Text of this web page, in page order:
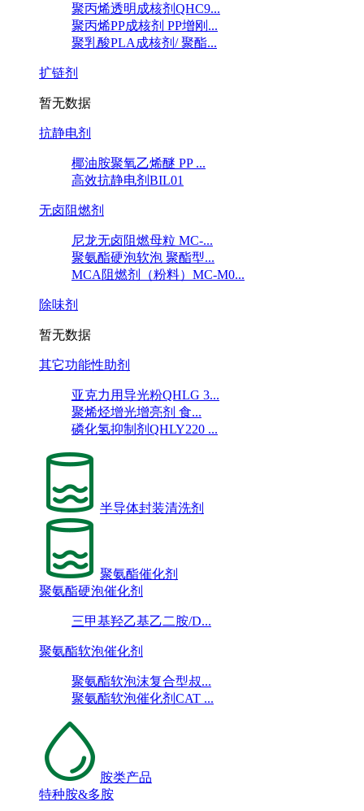
聚丙烯透明成核剂QHC9...
聚丙烯PP成核剂 PP增刚...
聚乳酸PLA成核剂/ 聚酯...
扩链剂
暂无数据
抗静电剂
椰油胺聚氧乙烯醚 PP ...
高效抗静电剂BIL01
无卤阻燃剂
尼龙无卤阻燃母粒 MC-...
聚氨酯硬泡软泡 聚酯型...
MCA阻燃剂（粉料）MC-M0...
除味剂
暂无数据
其它功能性助剂
亚克力用导光粉QHLG 3...
聚烯烃增光增亮剂 食...
磷化氢抑制剂QHLY220 ...
半导体封装清洗剂
聚氨酯催化剂
聚氨酯硬泡催化剂
三甲基羟乙基乙二胺/D...
聚氨酯软泡催化剂
聚氨酯软泡沫复合型叔...
聚氨酯软泡催化剂CAT ...
胺类产品
特种胺&多胺